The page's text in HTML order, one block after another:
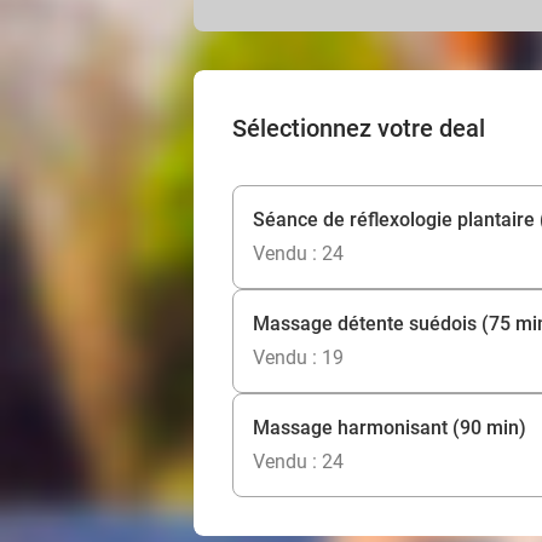
Sélectionnez votre deal
Séance de réflexologie plantaire
Vendu : 24
Massage détente suédois (75
Vendu : 19
Massage harmonisant (90 min)
Vendu : 24